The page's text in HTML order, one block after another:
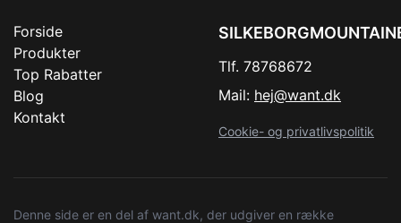
Forside
Produkter
Top Rabatter
Blog
Kontakt
Tlf. 78768672
Mail: hej@want.dk
Cookie- og privatlivspolitik
Denne side er en del af want.dk, der udgiver en række